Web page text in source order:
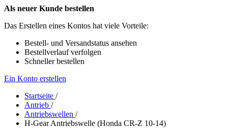
Als neuer Kunde bestellen
Das Erstellen eines Kontos hat viele Vorteile:
Bestell- und Versandstatus ansehen
Bestellverlauf verfolgen
Schneller bestellen
Ein Konto erstellen
Startseite /
Antrieb /
Antriebswellen /
H-Gear Antriebswelle (Honda CR-Z 10-14)